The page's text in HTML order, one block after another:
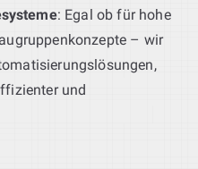
: Egal ob für hohe
– wir
und